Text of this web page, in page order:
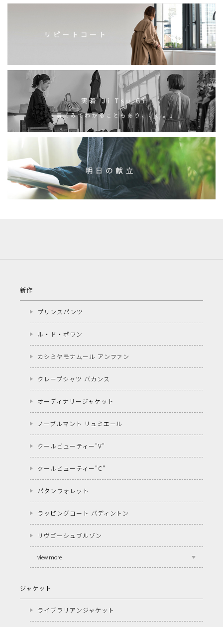
新作
プリンスパンツ
ル・ド・ポワン
カシミヤモナムール アンファン
クレープシャツ バカンス
オーディナリージャケット
ノーブルマント リュミエール
クールビューティー"V"
クールビューティー"C"
パタンウォレット
ラッピングコート パディントン
リヴゴーシュブルゾン
view more
ジャケット
ライブラリアンジャケット